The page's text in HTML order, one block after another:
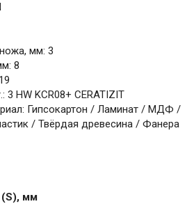
мм: 3
8
3 HW KCR08+ CERATIZIT
Гипсокартон / Ламинат / МДФ /
/ Твёрдая древесина / Фанера
(S), мм